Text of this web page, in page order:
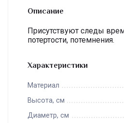
Описание
Присутствуют следы
потертости, потемнения.
Характеристики
Материал
Высота, см
Диаметр, см